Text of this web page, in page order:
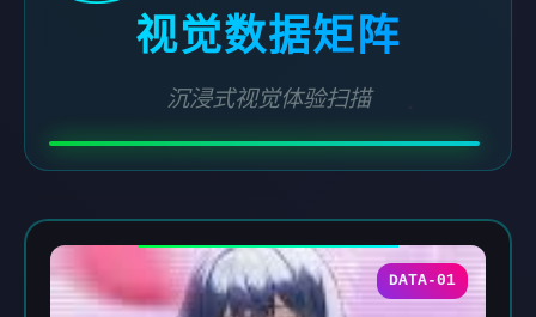
视觉数据矩阵
沉浸式视觉体验扫描
DATA-01